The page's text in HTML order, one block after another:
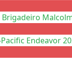
Endeavor